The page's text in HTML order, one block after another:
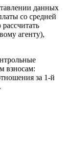
данных
со средней
агенту),
взносам:
за 1-й